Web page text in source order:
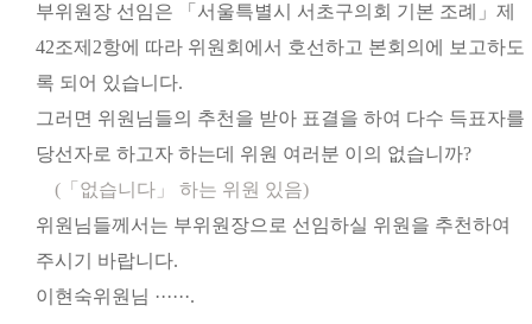
부위원장 선임은 「서울특별시 서초구의회 기본 조례」제
42조제2항에 따라 위원회에서 호선하고 본회의에 보고하도
록 되어 있습니다.
그러면 위원님들의 추천을 받아 표결을 하여 다수 득표자를
당선자로 하고자 하는데 위원 여러분 이의 없습니까?
(「없습니다」 하는 위원 있음)
위원님들께서는 부위원장으로 선임하실 위원을 추천하여
주시기 바랍니다.
이현숙위원님 ······.